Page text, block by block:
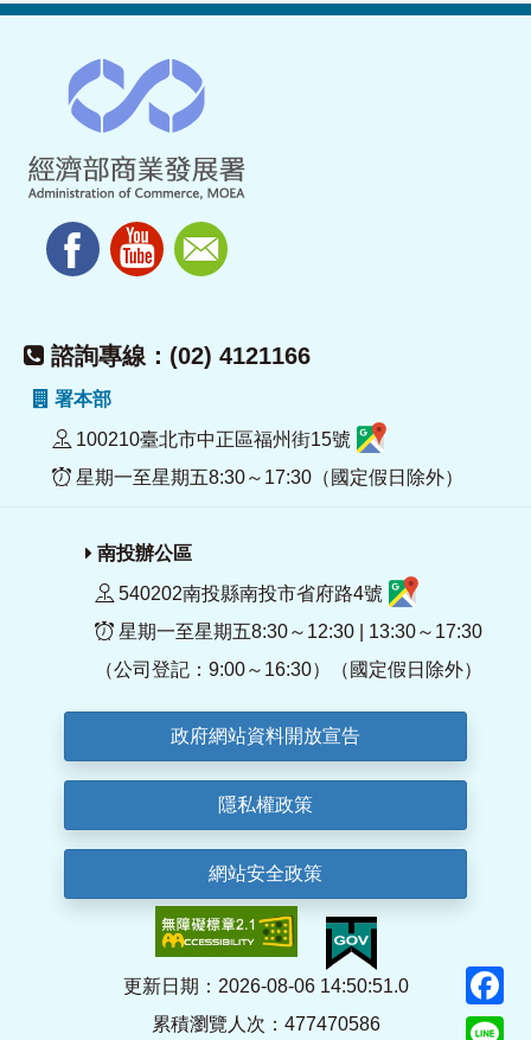
諮詢專線：(02) 4121166
署本部
100210臺北市中正區福州街15號
星期一至星期五8:30～17:30（國定假日除外）
南投辦公區
540202南投縣南投市省府路4號
星期一至星期五8:30～12:30 | 13:30～17:30
（公司登記：9:00～16:30）（國定假日除外）
政府網站資料開放宣告
隱私權政策
網站安全政策
更新日期：2026-08-06 14:50:51.0
累積瀏覽人次：477470586